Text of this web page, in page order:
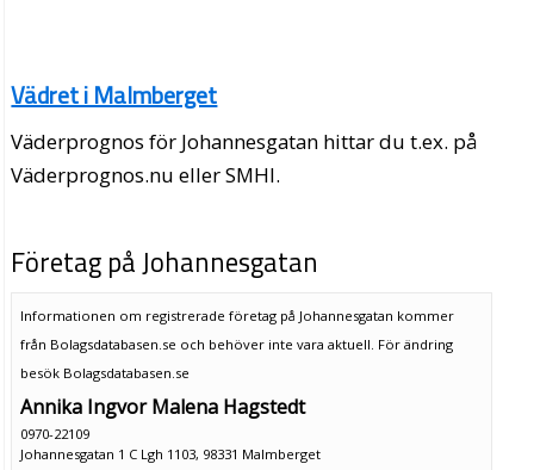
Vädret i Malmberget
Väderprognos för Johannesgatan hittar du t.ex. på
Väderprognos.nu eller SMHI.
Företag på Johannesgatan
Informationen om registrerade företag på Johannesgatan kommer
från Bolagsdatabasen.se och behöver inte vara aktuell. För ändring
besök Bolagsdatabasen.se
Annika Ingvor Malena Hagstedt
0970-22109
Johannesgatan 1 C Lgh 1103, 98331 Malmberget